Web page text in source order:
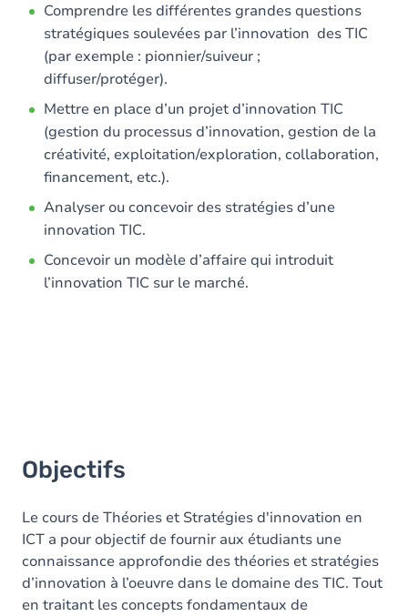
Comprendre les différentes grandes questions
stratégiques soulevées par l’innovation des TIC
(par exemple : pionnier/suiveur ;
diffuser/protéger).
Mettre en place d’un projet d’innovation TIC
(gestion du processus d’innovation, gestion de la
créativité, exploitation/exploration, collaboration,
financement, etc.).
Analyser ou concevoir des stratégies d’une
innovation TIC.
Concevoir un modèle d’affaire qui introduit
l’innovation TIC sur le marché.
Objectifs
Le cours de Théories et Stratégies d'innovation en
ICT a pour objectif de fournir aux étudiants une
connaissance approfondie des théories et stratégies
d’innovation à l’oeuvre dans le domaine des TIC. Tout
en traitant les concepts fondamentaux de